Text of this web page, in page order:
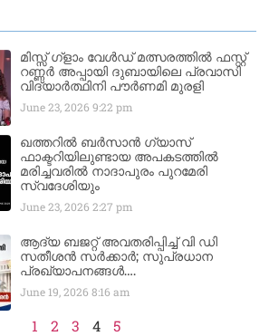
മിസ്സ്‌ ഗ്ളാം വേൾഡ് മത്സരത്തിൽ ഫസ്റ്റ്
റണ്ണർ അപ്പായി ദുബായിലെ പ്രവാസി
വിദ്യാർത്ഥിനി പൗർണമി മുരളി
June 23, 20269:22 pm
ഖത്തറിൽ ബർസാൻ ഗ്യാസ്
ഫാക്ടറിയിലുണ്ടായ അപകടത്തിൽ
മരിച്ചവരിൽ നാദാപുരം പുറമേരി
സ്വദേശിയും
June 23, 20262:27 pm
ആദ്യ ബജറ്റ് അവതരിപ്പിച്ച് വി ഡി
സതീശൻ സർക്കാർ; സുപ്രധാന
പ്രഖ്യാപനങ്ങൾ….
June 19, 20268:16 am
1 2 3 4 5